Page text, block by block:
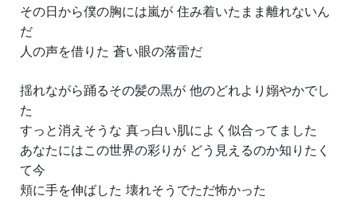
その日から僕の胸には嵐が 住み着いたまま離れないん
だ
人の声を借りた 蒼い眼の落雷だ
揺れながら踊るその髪の黒が 他のどれより嫋やかでし
た
すっと消えそうな 真っ白い肌によく似合ってました
あなたにはこの世界の彩りが どう見えるのか知りたく
て今
頬に手を伸ばした 壊れそうでただ怖かった